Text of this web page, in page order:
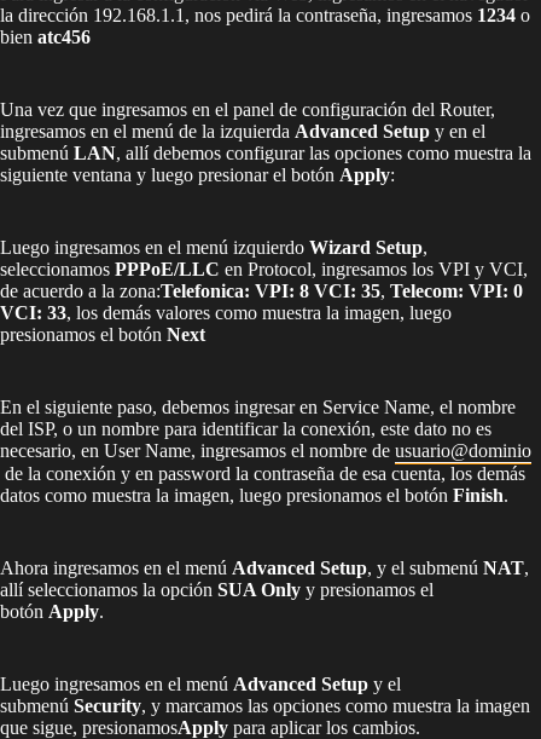
la dirección 192.168.1.1, nos pedirá la contraseña, ingresamos 1234 o
bien atc456
Una vez que ingresamos en el panel de configuración del Router,
ingresamos en el menú de la izquierda Advanced Setup y en el
submenú LAN, allí debemos configurar las opciones como muestra la
siguiente ventana y luego presionar el botón Apply:
Luego ingresamos en el menú izquierdo Wizard Setup,
seleccionamos PPPoE/LLC en Protocol, ingresamos los VPI y VCI,
de acuerdo a la zona:Telefonica: VPI: 8 VCI: 35, Telecom: VPI: 0
VCI: 33, los demás valores como muestra la imagen, luego
presionamos el botón Next
En el siguiente paso, debemos ingresar en Service Name, el nombre
del ISP, o un nombre para identificar la conexión, este dato no es
necesario, en User Name, ingresamos el nombre de usuario@dominio
de la conexión y en password la contraseña de esa cuenta, los demás
datos como muestra la imagen, luego presionamos el botón Finish.
Ahora ingresamos en el menú Advanced Setup, y el submenú NAT,
allí seleccionamos la opción SUA Only y presionamos el
botón Apply.
Luego ingresamos en el menú Advanced Setup y el
submenú Security, y marcamos las opciones como muestra la imagen
que sigue, presionamosApply para aplicar los cambios.